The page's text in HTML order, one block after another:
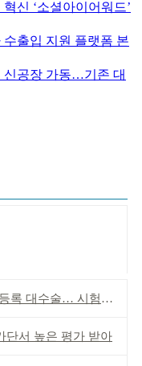
신 ‘소셜아이어워드’
수출입 지원 플랫폼 본
신공장 가동…기존 대
술… 시험자료 공용 허용
단서 높은 평가 받아